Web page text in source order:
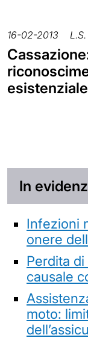
16-02-2013 L.S.
esistenziale
In
Infezioni
onere
Perdita
causale
moto: